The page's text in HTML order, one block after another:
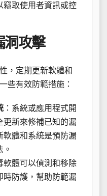
竊取使用者資訊或控
洞攻擊
，定期更新軟體和
些有效防範措施：
：系統或應用程式開
更新來修補已知的漏
軟體和系統是預防漏
軟體可以偵測和移除
時防護，幫助防範漏